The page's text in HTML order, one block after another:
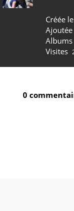
Créée le
Albums
Visites
0